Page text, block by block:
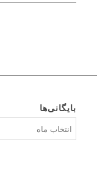
بایگانی‌ها